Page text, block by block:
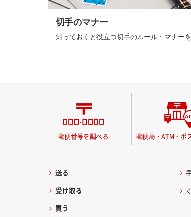
切手のマナー
知っておくと役立つ切手のルール・マナーを
郵便番号を調べる 郵便局・ATM・ポ
送る
受け取る
買う